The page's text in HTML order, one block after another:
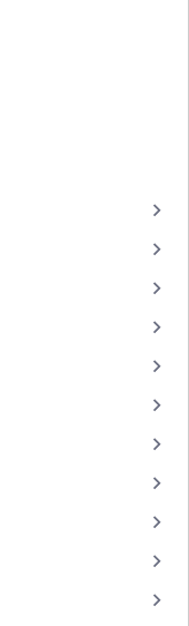
keyboard_arrow_right
keyboard_arrow_right
keyboard_arrow_right
keyboard_arrow_right
keyboard_arrow_right
keyboard_arrow_right
keyboard_arrow_right
keyboard_arrow_right
keyboard_arrow_right
keyboard_arrow_right
keyboard_arrow_right